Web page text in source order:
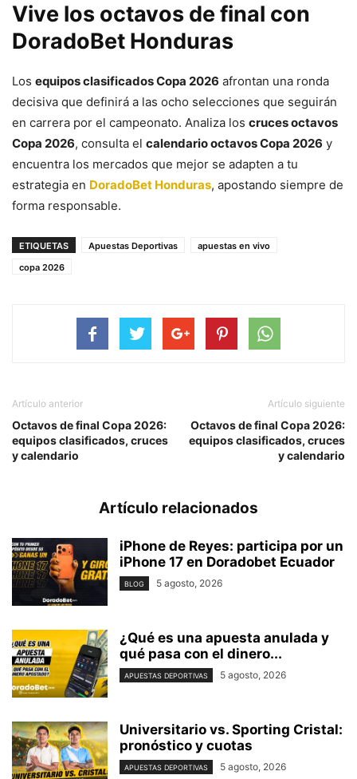
Vive los octavos de final con
DoradoBet Honduras
Los equipos clasificados Copa 2026 afrontan una ronda
decisiva que definirá a las ocho selecciones que seguirán
en carrera por el campeonato. Analiza los cruces octavos
Copa 2026, consulta el calendario octavos Copa 2026 y
encuentra los mercados que mejor se adapten a tu
estrategia en DoradoBet Honduras, apostando siempre de
forma responsable.
ETIQUETAS Apuestas Deportivas
apuestas en vivo
copa 2026
Artículo anterior
Octavos de final Copa 2026:
equipos clasificados, cruces
y calendario
Artículo siguiente
Octavos de final Copa 2026:
equipos clasificados, cruces
y calendario
Artículo relacionados
iPhone de Reyes: participa por un
iPhone 17 en Doradobet Ecuador
BLOG 5 agosto, 2026
¿Qué es una apuesta anulada y
qué pasa con el dinero...
APUESTAS DEPORTIVAS 5 agosto, 2026
Universitario vs. Sporting Cristal:
pronóstico y cuotas
APUESTAS DEPORTIVAS 5 agosto, 2026